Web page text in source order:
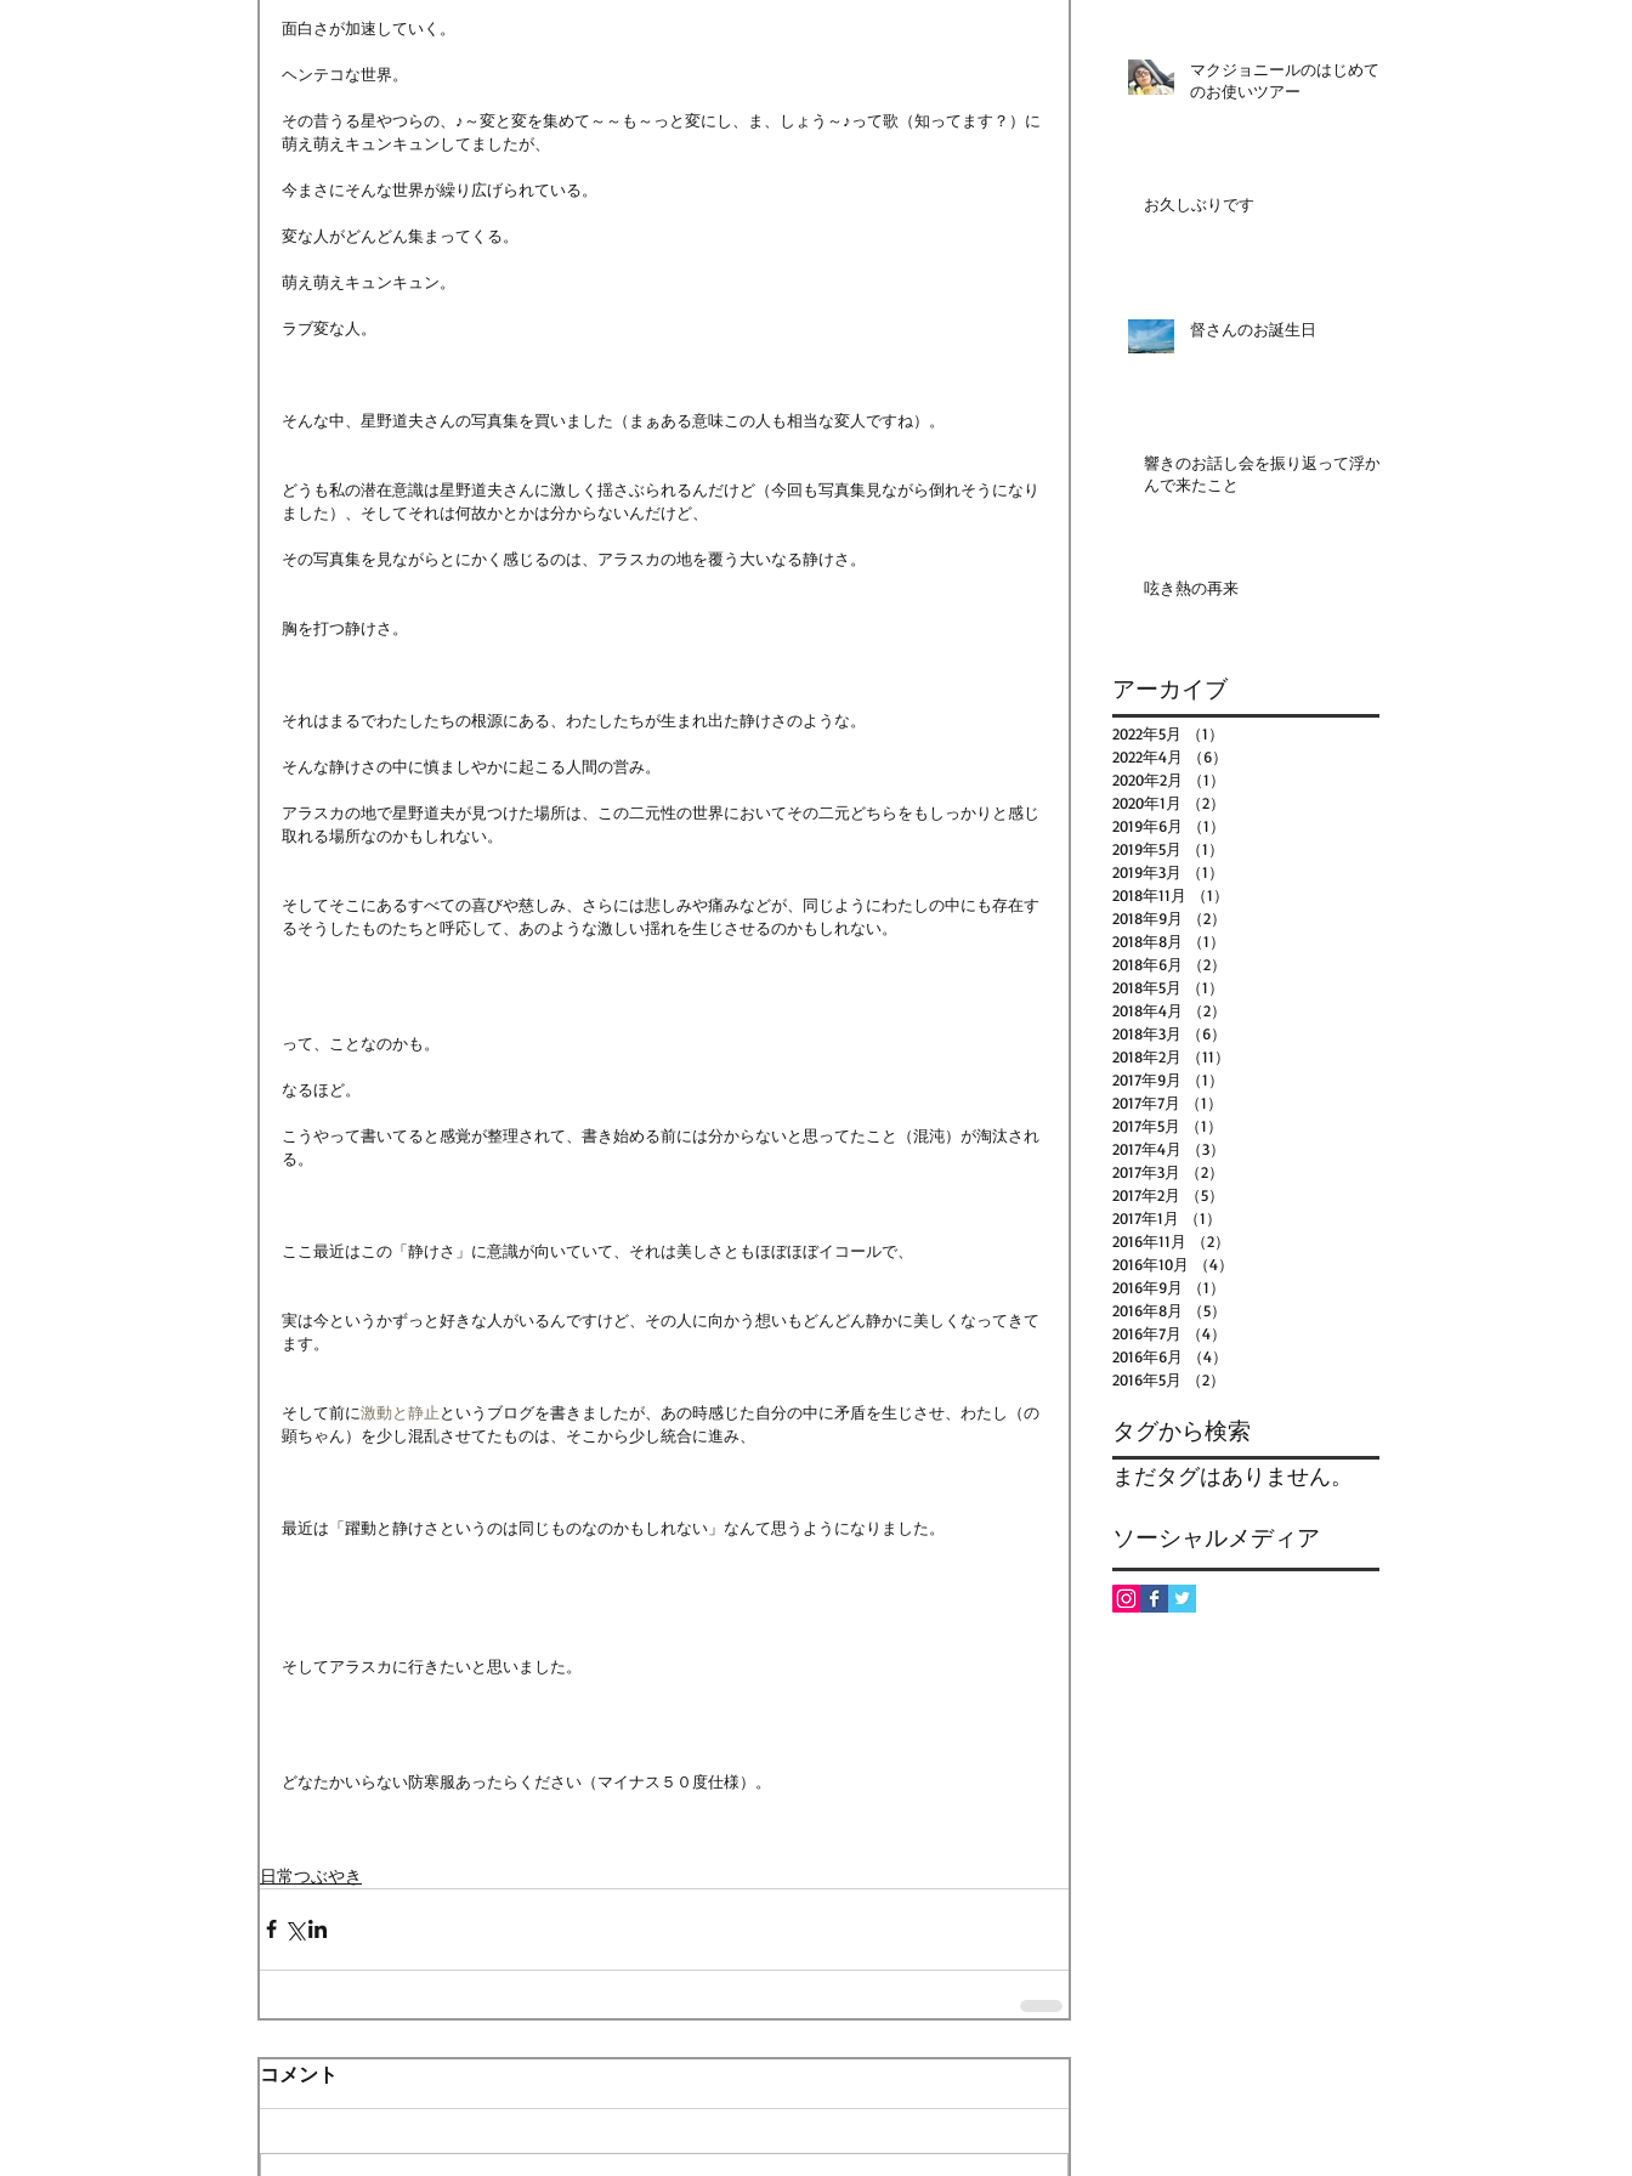
面白さが加速していく。
ヘンテコな世界。
その昔うる星やつらの、♪～変と変を集めて～～も～っと変にし、ま、しょう～♪って歌（知ってます？）に
萌え萌えキュンキュンしてましたが、
今まさにそんな世界が繰り広げられている。
変な人がどんどん集まってくる。
萌え萌えキュンキュン。
ラブ変な人。
そんな中、星野道夫さんの写真集を買いました（まぁある意味この人も相当な変人ですね）。
どうも私の潜在意識は星野道夫さんに激しく揺さぶられるんだけど（今回も写真集見ながら倒れそうになり
ました）、そしてそれは何故かとかは分からないんだけど、
その写真集を見ながらとにかく感じるのは、アラスカの地を覆う大いなる静けさ。
胸を打つ静けさ。
それはまるでわたしたちの根源にある、わたしたちが生まれ出た静けさのような。
そんな静けさの中に慎ましやかに起こる人間の営み。
アラスカの地で星野道夫が見つけた場所は、この二元性の世界においてその二元どちらをもしっかりと感じ
取れる場所なのかもしれない。
そしてそこにあるすべての喜びや慈しみ、さらには悲しみや痛みなどが、同じようにわたしの中にも存在す
るそうしたものたちと呼応して、あのような激しい揺れを生じさせるのかもしれない。
って、ことなのかも。
なるほど。
こうやって書いてると感覚が整理されて、書き始める前には分からないと思ってたこと（混沌）が淘汰され
る。
ここ最近はこの「静けさ」に意識が向いていて、それは美しさともほぼほぼイコールで、
実は今というかずっと好きな人がいるんですけど、その人に向かう想いもどんどん静かに美しくなってきて
ます。
そして前に激動と静止というブログを書きましたが、あの時感じた自分の中に矛盾を生じさせ、わたし（の
顕ちゃん）を少し混乱させてたものは、そこから少し統合に進み、
最近は「躍動と静けさというのは同じものなのかもしれない」なんて思うようになりました。
そしてアラスカに行きたいと思いました。
どなたかいらない防寒服あったらください（マイナス５０度仕様）。
日常つぶやき
コメント
マクジョニールのはじめて
のお使いツアー
お久しぶりです
督さんのお誕生日
響きのお話し会を振り返って浮か
んで来たこと
呟き熱の再来
アーカイブ
2022年5月 （1）
2022年4月
（6）
2020年2月
（1）
2020年1月
（2）
2019年6月
（1）
2019年5月
（1）
2019年3月
（1）
2018年11月
（1）
2018年9月
（2）
2018年8月
（1）
2018年6月
（2）
2018年5月
（1）
2018年4月
（2）
2018年3月
（6）
2018年2月
（11）
2017年9月
（1）
2017年7月
（1）
2017年5月
（1）
2017年4月
（3）
2017年3月
（2）
2017年2月
（5）
2017年1月
（1）
2016年11月
（2）
2016年10月
（4）
2016年9月
（1）
2016年8月
（5）
2016年7月
（4）
2016年6月
（4）
2016年5月
（2）
タグから検索
まだタグはありません。
ソーシャルメディア